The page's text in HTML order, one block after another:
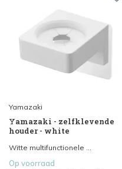
Yamazaki
Yamazaki - zelfklevende
houder - white
Witte multifunctionele ...
Op voorraad